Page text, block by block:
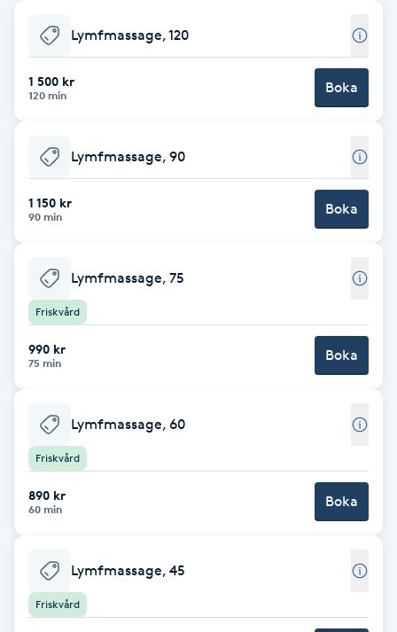
Babylights
Balayage
Barber
BIAB
Blowout
Bottenfärg
Brynformning
Brynplockning
Bröllopsuppsättning
Lymfmassage, 120
1 500 kr
120 min Boka
Lymfmassage, 90
1 150 kr
90 min Boka
Lymfmassage, 75
Friskvård
990 kr
75 min Boka
Lymfmassage, 60
Friskvård
890 kr
60 min Boka
Lymfmassage, 45
Friskvård